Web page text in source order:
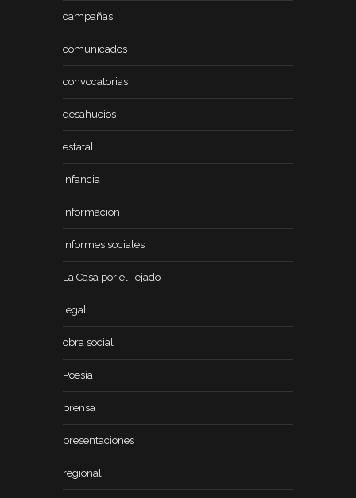
campañas
comunicados
convocatorias
desahucios
estatal
infancia
informacion
informes sociales
La Casa por el Tejado
legal
obra social
Poesía
prensa
presentaciones
regional